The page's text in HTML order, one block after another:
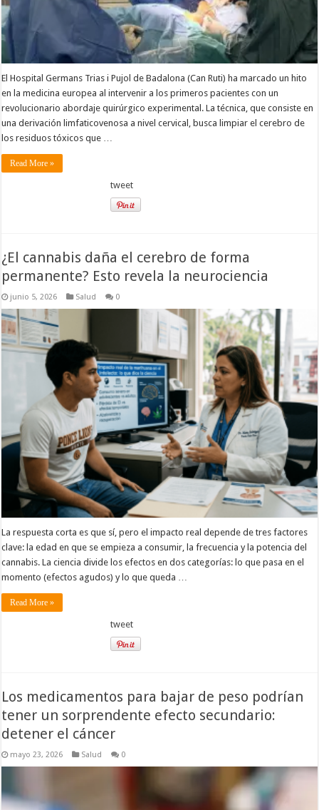
El Hospital Germans Trias i Pujol de Badalona (Can Ruti) ha marcado un hito
en la medicina europea al intervenir a los primeros pacientes con un
revolucionario abordaje quirúrgico experimental. La técnica, que consiste en
una derivación limfaticovenosa a nivel cervical, busca limpiar el cerebro de
los residuos tóxicos que …
Read More »
tweet
¿El cannabis daña el cerebro de forma
permanente? Esto revela la neurociencia
junio 5, 2026 Salud 0
La respuesta corta es que sí, pero el impacto real depende de tres factores
clave: la edad en que se empieza a consumir, la frecuencia y la potencia del
cannabis. La ciencia divide los efectos en dos categorías: lo que pasa en el
momento (efectos agudos) y lo que queda …
Read More »
tweet
Los medicamentos para bajar de peso podrían
tener un sorprendente efecto secundario:
detener el cáncer
mayo 23, 2026 Salud 0